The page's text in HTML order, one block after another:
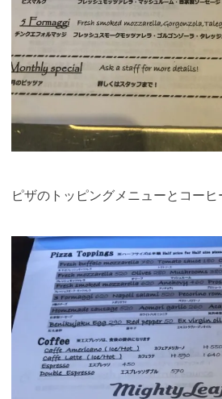
ピザのトッピングメニューとコー